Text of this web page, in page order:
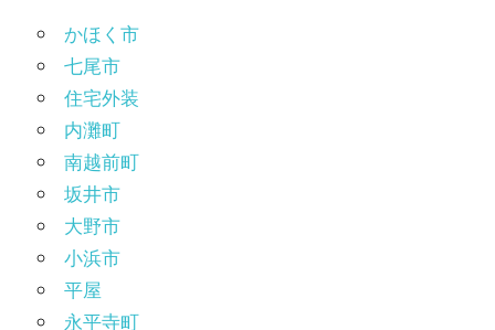
かほく市
七尾市
住宅外装
内灘町
南越前町
坂井市
大野市
小浜市
平屋
永平寺町